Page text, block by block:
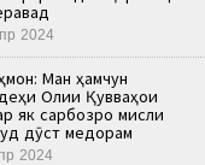
2024
Ман ҳамчун
Олии Қувваҳои
як сарбозро мисли
дӯст медорам
2024